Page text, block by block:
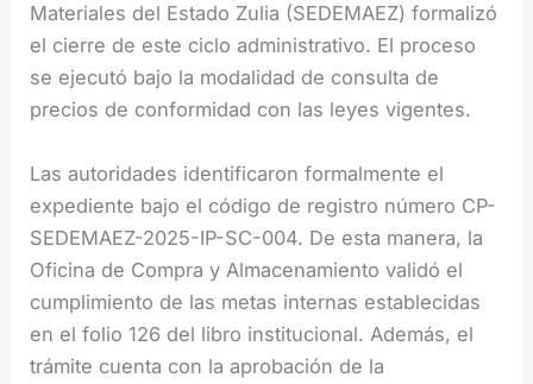
Materiales del Estado Zulia (SEDEMAEZ) formalizó
el cierre de este ciclo administrativo. El proceso
se ejecutó bajo la modalidad de consulta de
precios de conformidad con las leyes vigentes.
Las autoridades identificaron formalmente el
expediente bajo el código de registro número CP-
SEDEMAEZ-2025-IP-SC-004. De esta manera, la
Oficina de Compra y Almacenamiento validó el
cumplimiento de las metas internas establecidas
en el folio 126 del libro institucional. Además, el
trámite cuenta con la aprobación de la